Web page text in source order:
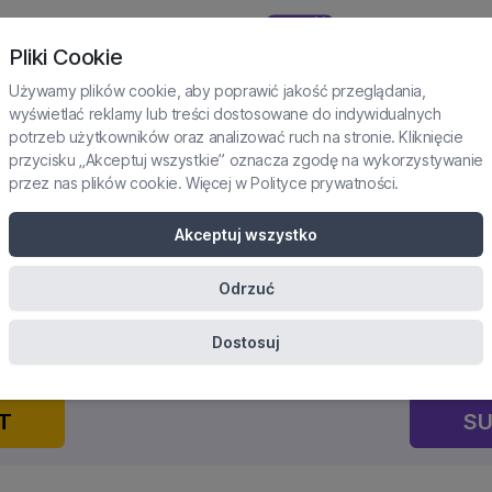
EMOCJONALNE W
I JAK NA NIE
Certyfikowane szkolenie online
Pliki Cookie
Używamy plików cookie, aby poprawić jakość przeglądania,
wyświetlać reklamy lub treści dostosowane do indywidualnych
potrzeb użytkowników oraz analizować ruch na stronie. Kliknięcie
przycisku „Akceptuj wszystkie” oznacza zgodę na wykorzystywanie
przez nas plików cookie. Więcej wPolityce prywatności.
Akceptuj wszystko
Odrzuć
Dostosuj